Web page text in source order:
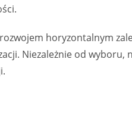
horyzontalnym
Niezależnie od wyboru,